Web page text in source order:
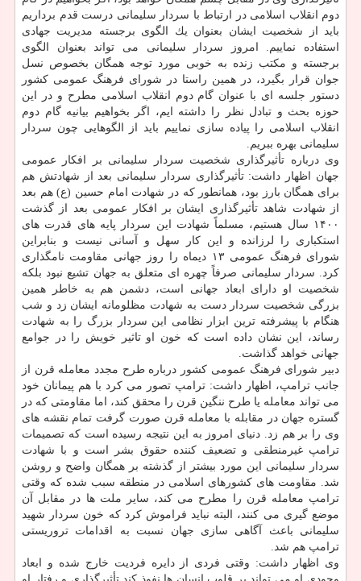
دوم انقلاب اسلامی در ارتباط با سردار سلیمانی درست قدم برداریم
باید از شخصیت ایشان بعنوان یك الگوی برجسته مدیریت جهادی
استفاده نماییم. امروز سردار سلیمانی می تواند بعنوان الگوی
برجسته و مكتب زنده به خوبی مورد توجه همگان بخصوص نسل
جوان قرار بگیرد، در همین راستا در شورای فرهنگ عمومی كشور
دستور جلسه ای با عنوان گام دوم انقلاب اسلامی مطرح و در این
حوزه بحث و تبادل نظر را داشته ایم، اگر بخواهیم بیانیه گام دوم
انقلاب اسلامی را پیاده سازی نماییم باید از الگوهایی چون سردار
سلیمانی بهره ببریم.
وی درباره تأثیرگذاری شخصیت سردار سلیمانی بر افكار عمومی
جهان اظهار داشت: تأثیرگذاری سردار سلیمانی بعد از شهادتش هم
برای همگان بارز بود، همانطور كه در شهادت امام حسین (ع) هم بعد
از شهادت شاهد تأثیرگذاری ایشان بر افكار عمومی بعد از گذشت
۱۴۰۰ سال هستیم، مسلماً شهادت این سردار پایه های قدرت های
استكباری را لرزانده و این كار سهل و آسانی نیست و بنابراین
شورای فرهنگ عمومی ۱۳ دیماه را روز جهانی مقاومت نامگذاری
كرد. سردار سلیمانی صرفاً چهره ای متعلق به جهان تشیع نبود بلكه
شخصیت او دارای ابعاد جهانی است، دشمن هم به خاطر همین
بزرگی شخصیت سردار دست به شهادت مظلومانه ایشان زد و شب
هنگام با پیشرفته ترین ابزار نظامی این سردار بزرگ را به شهادت
رساند، این نشان داده است كه خون او تاثیر خویش را در جوامع
جهانی خواهد گذاشت.
دبیر شورای فرهنگ عمومی كشور درباره طرح مجدد معامله قرن از
جانب ترامپ، اظهار داشت: ترامپ تصور می كرد با هم پیمانان خود
می تواند معامله یا طرح ننگین قرن را محقق كند، اما مقاومتی كه در
گستره جهان در مقابله با معامله قرن صورت گرفت تمام نقشه های
وی را بر هم زد. دنیای امروز به این نتیجه رسیده است كه تصمیمات
ترامپ غیرمنطقی و تضعیف كننده حقوق بشر است و با شهادت
سردار سلیمانی این مورد بیشتر از گذشته بر همگان واضح و روشن
شد. مقاومت های كشورهای اسلامی در منطقه سبب شده كه وقتی
ترامپ معامله قرن را مطرح می كند، سایر ملت ها در مقابل آن
موضع گیری می كنند، البته نباید فراموش كرد كه خون سردار شهید
سلیمانی باعث آگاهی سازی جهان نسبت به اقدامات تروریستی
ترامپ هم شد.
وی اظهار داشت: وقتی فردی از دایره فردیت خارج شده و ابعاد